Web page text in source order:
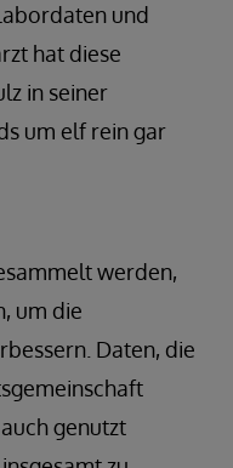
und
hat diese
in seiner
um elf rein gar
werden,
um die
Daten, die
genutzt